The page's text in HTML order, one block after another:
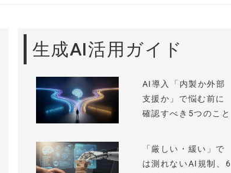
生成AI活用ガイド
AI導入「内製か外部
支援か」で悩む前に
確認すべき5つのこと
「厳しい・緩い」で
は測れないAI規制、6